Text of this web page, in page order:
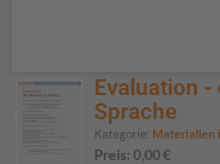
Evaluation
Sprache
Kategorie: Materialien
Preis: 0,00€